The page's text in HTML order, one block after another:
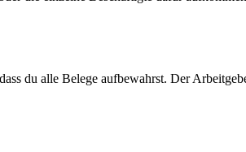
du alle Belege aufbewahrst. Der